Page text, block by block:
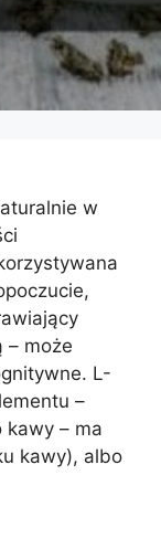
w
– może
L-
–
kawy – ma
kawy), albo